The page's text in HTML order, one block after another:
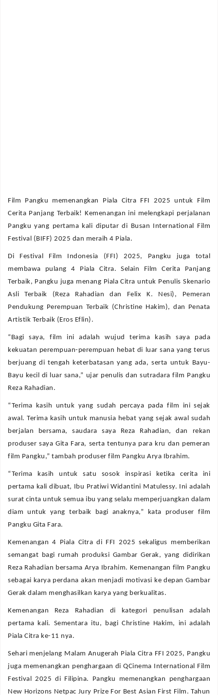
Film Pangku memenangkan Piala Citra FFI 2025 untuk Film
Cerita Panjang Terbaik! Kemenangan ini melengkapi perjalanan
Pangku yang pertama kali diputar di Busan International Film
Festival (BIFF) 2025 dan meraih 4 Piala.
Di Festival Film Indonesia (FFI) 2025, Pangku juga total
membawa pulang 4 Piala Citra. Selain Film Cerita Panjang
Terbaik, Pangku juga menang Piala Citra untuk Penulis Skenario
Asli Terbaik (Reza Rahadian dan Felix K. Nesi), Pemeran
Pendukung Perempuan Terbaik (Christine Hakim), dan Penata
Artistik Terbaik (Eros Eflin).
“Bagi saya, film ini adalah wujud terima kasih saya pada
kekuatan perempuan-perempuan hebat di luar sana yang terus
berjuang di tengah keterbatasan yang ada, serta untuk Bayu-
Bayu kecil di luar sana,” ujar penulis dan sutradara film Pangku
Reza Rahadian.
“Terima kasih untuk yang sudah percaya pada film ini sejak
awal. Terima kasih untuk manusia hebat yang sejak awal sudah
berjalan bersama, saudara saya Reza Rahadian, dan rekan
produser saya Gita Fara, serta tentunya para kru dan pemeran
film Pangku,” tambah produser film Pangku Arya Ibrahim.
“Terima kasih untuk satu sosok inspirasi ketika cerita ini
pertama kali dibuat, Ibu Pratiwi Widantini Matulessy. Ini adalah
surat cinta untuk semua ibu yang selalu memperjuangkan dalam
diam untuk yang terbaik bagi anaknya,” kata produser film
Pangku Gita Fara.
Kemenangan 4 Piala Citra di FFI 2025 sekaligus memberikan
semangat bagi rumah produksi Gambar Gerak, yang didirikan
Reza Rahadian bersama Arya Ibrahim. Kemenangan film Pangku
sebagai karya perdana akan menjadi motivasi ke depan Gambar
Gerak dalam menghasilkan karya yang berkualitas.
Kemenangan Reza Rahadian di kategori penulisan adalah
pertama kali. Sementara itu, bagi Christine Hakim, ini adalah
Piala Citra ke-11 nya.
Sehari menjelang Malam Anugerah Piala Citra FFI 2025, Pangku
juga memenangkan penghargaan di QCinema International Film
Festival 2025 di Filipina. Pangku memenangkan penghargaan
New Horizons Netpac Jury Prize For Best Asian First Film. Tahun